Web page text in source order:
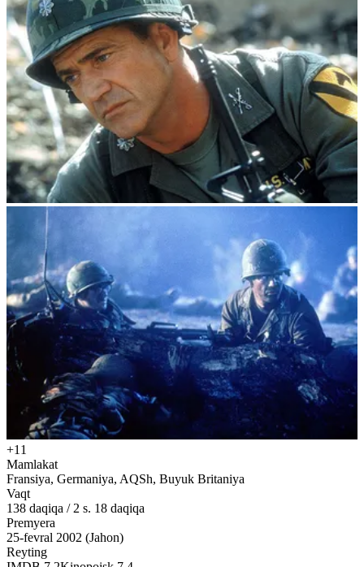
+11
Mamlakat
Fransiya, Germaniya, AQSh, Buyuk Britaniya
Vaqt
138 daqiqa /2 s. 18 daqiqa
Premyera
25-fevral 2002 (Jahon)
Reyting